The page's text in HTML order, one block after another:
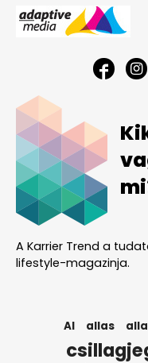
A Karrier Trend a
lifestyle-magazinja.
AI allas